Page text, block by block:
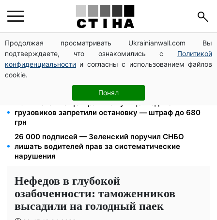
Продолжая просматривать Ukrainianwall.com Вы
подтверждаете, что ознакомились с Политикой
конфиденциальности и согласны с использованием файлов
cookie.
Понял
Фейковые сайты сервисных центров МВД:
мошенники выманивают деньги у водителей перед
выездом за границу
Пенсия по инвалидности III группы с сентября: от
2595 до 10 625 грн — кто сколько получит
Новый знак на центральной улице: водителям
грузовиков запретили остановку — штраф до 680
грн
26 000 подписей — Зеленский поручил СНБО
лишать водителей прав за систематические
нарушения
Нефедов в глубокой
озабоченности: таможенников
высадили на голодный паек